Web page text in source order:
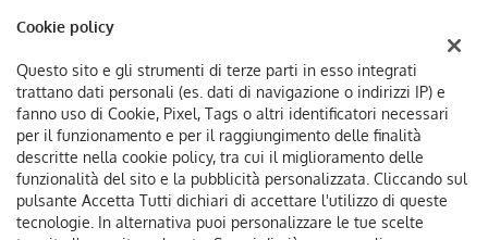
Autoquadrifoglio s.r.l
Via Bonini, 9, 17100 Savona
C.F/P.IVA:00384510095
Registro delle imprese:SV
REA:SV-75293
Cookie policy
Questo sito e gli strumenti di terze parti in esso integrati
trattano dati personali (es. dati di navigazione o indirizzi IP) e
fanno uso di Cookie, Pixel, Tags o altri identificatori necessari
per il funzionamento e per il raggiungimento delle finalità
descritte nella cookie policy, tra cui il miglioramento delle
funzionalità del sito e la pubblicità personalizzata. Cliccando sul
pulsante Accetta Tutti dichiari di accettare l'utilizzo di queste
tecnologie. In alternativa puoi personalizzare le tue scelte